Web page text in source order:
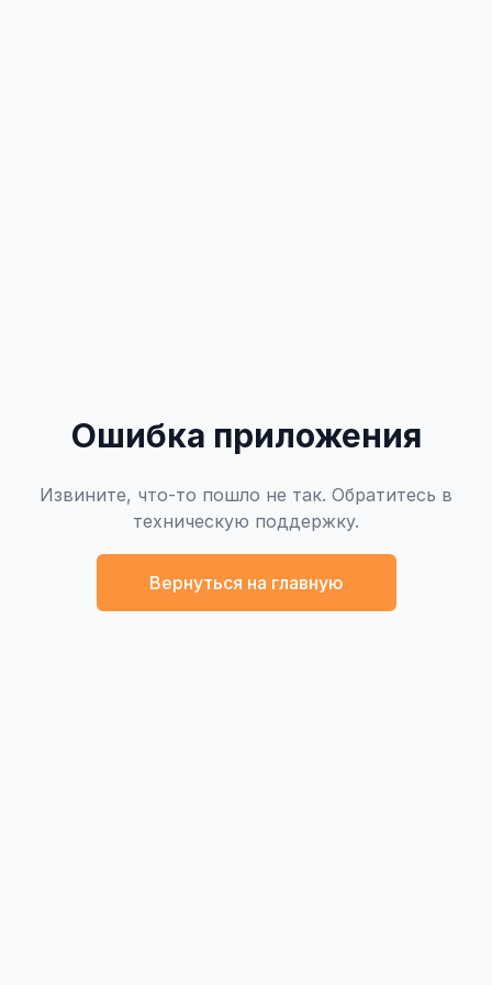
Ошибка приложения
Извините, что-то пошло не так. Обратитесь в
техническую поддержку.
Вернуться на главную